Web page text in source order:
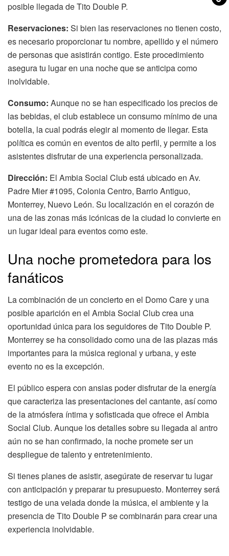
posible llegada de Tito Double P.
Reservaciones: Si bien las reservaciones no tienen costo,
es necesario proporcionar tu nombre, apellido y el número
de personas que asistirán contigo. Este procedimiento
asegura tu lugar en una noche que se anticipa como
inolvidable.
Consumo: Aunque no se han especificado los precios de
las bebidas, el club establece un consumo mínimo de una
botella, la cual podrás elegir al momento de llegar. Esta
política es común en eventos de alto perfil, y permite a los
asistentes disfrutar de una experiencia personalizada.
Dirección: El Ambia Social Club está ubicado en Av.
Padre Mier #1095, Colonia Centro, Barrio Antiguo,
Monterrey, Nuevo León. Su localización en el corazón de
una de las zonas más icónicas de la ciudad lo convierte en
un lugar ideal para eventos como este.
Una noche prometedora para los
fanáticos
La combinación de un concierto en el Domo Care y una
posible aparición en el Ambia Social Club crea una
oportunidad única para los seguidores de Tito Double P.
Monterrey se ha consolidado como una de las plazas más
importantes para la música regional y urbana, y este
evento no es la excepción.
El público espera con ansias poder disfrutar de la energía
que caracteriza las presentaciones del cantante, así como
de la atmósfera íntima y sofisticada que ofrece el Ambia
Social Club. Aunque los detalles sobre su llegada al antro
aún no se han confirmado, la noche promete ser un
despliegue de talento y entretenimiento.
Si tienes planes de asistir, asegúrate de reservar tu lugar
con anticipación y preparar tu presupuesto. Monterrey será
testigo de una velada donde la música, el ambiente y la
presencia de Tito Double P se combinarán para crear una
experiencia inolvidable.